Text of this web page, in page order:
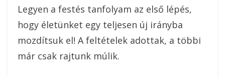
Legyen a festés tanfolyam az első lépés,
hogy életünket egy teljesen új irányba
mozdítsuk el! A feltételek adottak, a többi
már csak rajtunk múlik.